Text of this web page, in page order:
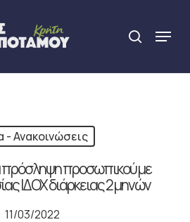
search
Menu
- Ανακοινώσεις
πρόσληψη προσωπικού με
ΙΔΟΧ διάρκειας 2 μηνών
11/03/2022
Close